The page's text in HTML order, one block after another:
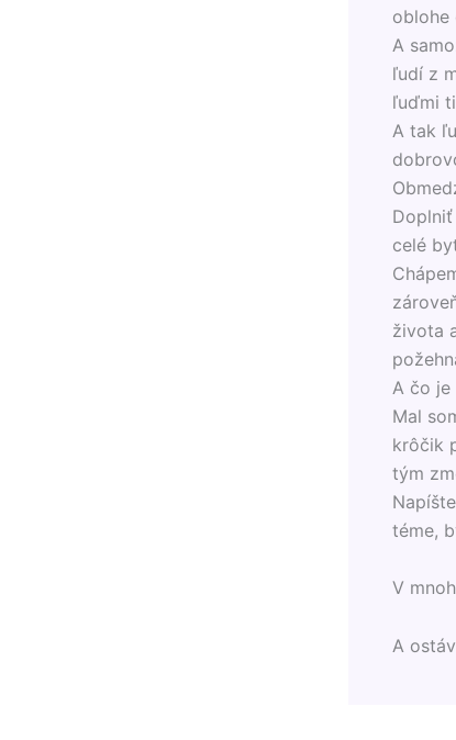
oblohe
A
ľudí z
ľuďmi
A tak
celé
života
A čo je
Mal
krôčik
tým
téme,
V
A